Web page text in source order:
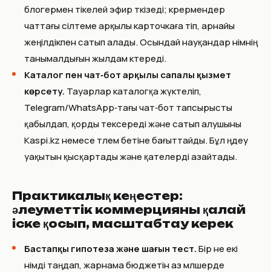
блогермен тікелей эфир өткізеді; көрермендер
чаттағы сілтеме арқылы карточкаға өтіп, арнайы
жеңілдікпен сатып алады. Осындай науқандар өнімнің
танымалдығын жылдам көтереді.
Каталог пен чат‑бот арқылы сапалы қызмет
көрсету. Тауарлар каталогқа жүктеліп,
Telegram/WhatsApp‑тағы чат‑бот тапсырысты
қабылдап, қорды тексереді және сатып алушыны
Kaspi.kz немесе төлем бетіне бағыттайды. Бұл өңдеу
уақытын қысқартады және қателерді азайтады.
Практикалық кеңестер:
әлеуметтік коммерцияны қалай
іске қосып, масштабтау керек
Бастапқы гипотеза және шағын тест.Бір не екі
өнімді таңдап, жарнама бюджетін аз мөлшерде